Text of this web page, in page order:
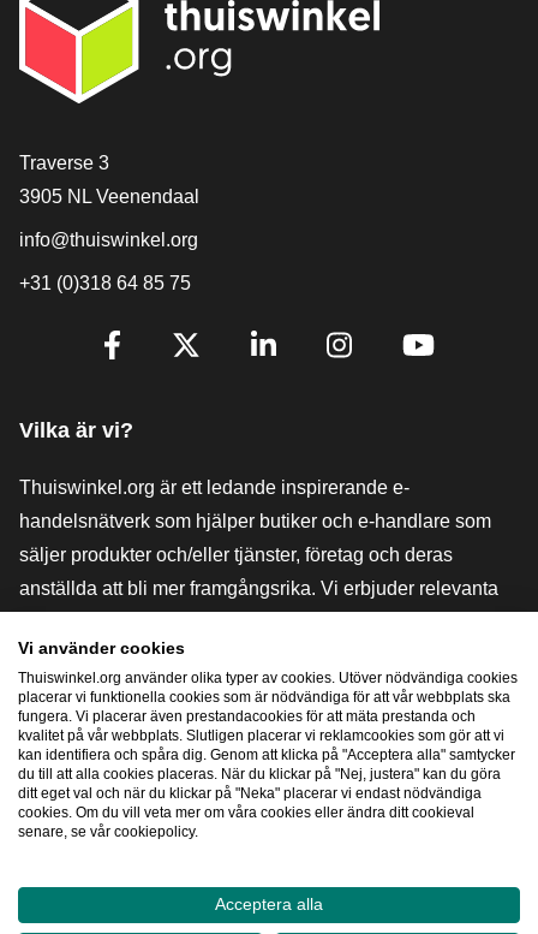
[_General:Contact]
Traverse 3
3905 NL Veenendaal
info@thuiswinkel.org
+31 (0)318 64 85 75
[_General:SocialMediaTitle]
Vilka är vi?
Thuiswinkel.org är ett ledande inspirerande e-
handelsnätverk som hjälper butiker och e-handlare som
säljer produkter och/eller tjänster, företag och deras
anställda att bli mer framgångsrika. Vi erbjuder relevanta
Thuiswinkel-recensioner, rättsliga medel och rådgivning,
stöd, marknadsundersökningar och vi har en egen
utbildningsplattform, Thuiswinkel e-Academy.
Navigera snabbt
Vi använder cookies
Thuiswinkel.org använder olika typer av cookies. Utöver nödvändiga cookies
placerar vi funktionella cookies som är nödvändiga för att vår webbplats ska
fungera. Vi placerar även prestandacookies för att mäta prestanda och
kvalitet på vår webbplats. Slutligen placerar vi reklamcookies som gör att vi
kan identifiera och spåra dig. Genom att klicka på "Acceptera alla" samtycker
du till att alla cookies placeras. När du klickar på "Nej, justera" kan du göra
ditt eget val och när du klickar på "Neka" placerar vi endast nödvändiga
cookies. Om du vill veta mer om våra cookies eller ändra ditt cookieval
senare, se vår cookiepolicy.
Acceptera alla